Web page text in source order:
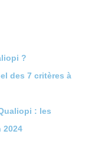
?
des 7 critères à
: les
2024